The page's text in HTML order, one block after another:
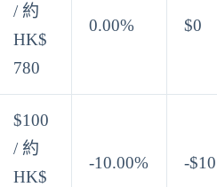
/ 約
HK$
780
0.00% $0
$100
/ 約
HK$
-10.00% -$10